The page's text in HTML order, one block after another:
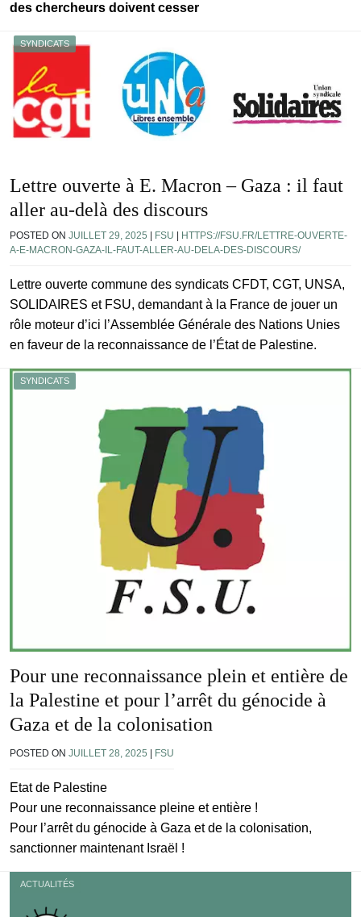
des chercheurs doivent cesser
SYNDICATS
Lettre ouverte à E. Macron – Gaza : il faut
aller au-delà des discours
POSTED ON JUILLET 29, 2025 | FSU | HTTPS://FSU.FR/LETTRE-OUVERTE-
A-E-MACRON-GAZA-IL-FAUT-ALLER-AU-DELA-DES-DISCOURS/
Lettre ouverte commune des syndicats CFDT, CGT, UNSA,
SOLIDAIRES et FSU, demandant à la France de jouer un
rôle moteur d’ici l’Assemblée Générale des Nations Unies
en faveur de la reconnaissance de l’État de Palestine.
SYNDICATS
Pour une reconnaissance plein et entière de
la Palestine et pour l’arrêt du génocide à
Gaza et de la colonisation
POSTED ON JUILLET 28, 2025 FSU
Etat de Palestine
Pour une reconnaissance pleine et entière !
Pour l’arrêt du génocide à Gaza et de la colonisation,
sanctionner maintenant Israël !
ACTUALITÉS